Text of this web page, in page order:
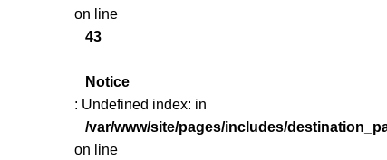
on line
43
Notice
: Undefined index: in
/var/www/site/pages/includes/
on line